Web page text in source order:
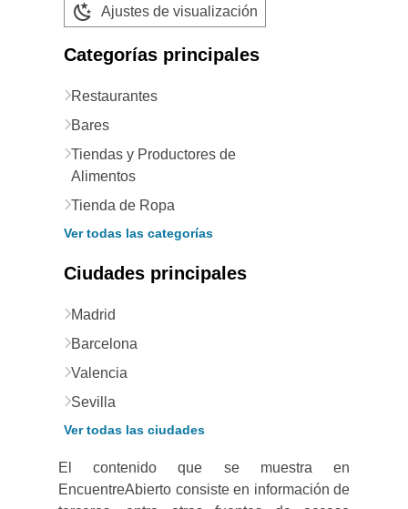
Ajustes de visualización
Categorías principales
Restaurantes
Bares
Tiendas y Productores de
Alimentos
Tienda de Ropa
Ver todas las categorías
Ciudades principales
Madrid
Barcelona
Valencia
Sevilla
Ver todas las ciudades
El contenido que se muestra en
EncuentreAbierto consiste en información de